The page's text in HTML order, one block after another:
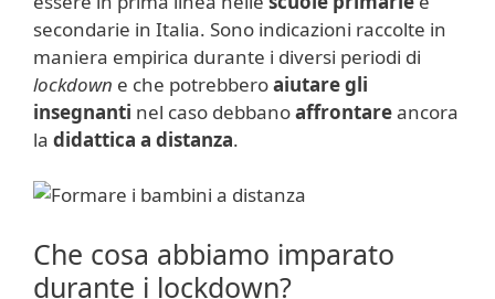
secondarie in Italia. Sono indicazioni raccolte in
maniera empirica durante i diversi periodi di
lockdown e che potrebberoaiutare gli
insegnanti nel caso debbanoaffrontareancora
la didattica a distanza.
Che cosa abbiamo imparato
durante i lockdown?